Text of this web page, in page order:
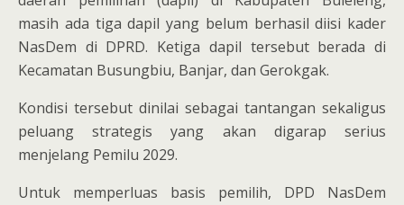
masih ada tiga dapil yang belum berhasil diisi kader
NasDem di DPRD. Ketiga dapil tersebut berada di
Kecamatan Busungbiu, Banjar, dan Gerokgak.
Kondisi tersebut dinilai sebagai tantangan sekaligus
peluang strategis yang akan digarap serius
menjelang Pemilu 2029.
Untuk memperluas basis pemilih, DPD NasDem